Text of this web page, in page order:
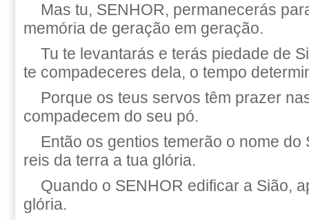
Mas tu, SENHOR, permanecerás
memória de geração em geração.
Tu te levantarás e terás piedade de
te compadeceres dela, o tempo
Porque os teus servos têm prazer
compadecem do seu pó.
Então os gentios temerão o nome do
reis da terra a tua glória.
Quando o SENHOR edificar a Sião,
glória.